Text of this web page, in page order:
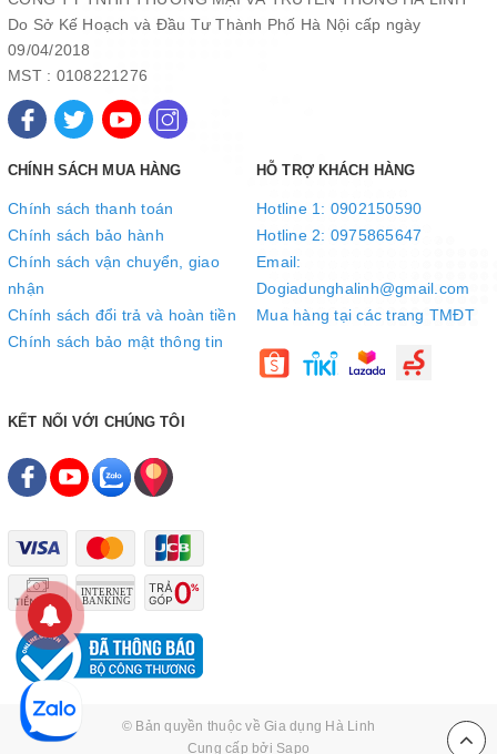
Do Sở Kế Hoạch và Đầu Tư Thành Phố Hà Nội cấp ngày
09/04/2018
MST : 0108221276
CHÍNH SÁCH MUA HÀNG
Chính sách thanh toán
Chính sách bảo hành
Chính sách vận chuyển, giao
nhận
Chính sách đổi trả và hoàn tiền
Chính sách bảo mật thông tin
HỖ TRỢ KHÁCH HÀNG
Hotline 1: 0902150590
Hotline 2: 0975865647
Email:
Dogiadunghalinh@gmail.com
Mua hàng tại các trang TMĐT
KẾT NỐI VỚI CHÚNG TÔI
© Bản quyền thuộc vềGia dụng Hà Linh
Cung cấp bởi Sapo